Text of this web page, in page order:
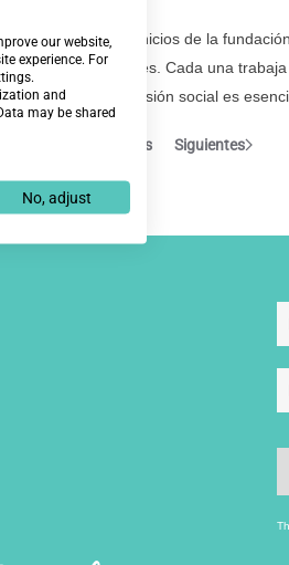
Dios“desde los inicios de la
entidades sociales. Cada una
libre de exclusión social es
Anteriores Siguientes
our website,
experience. For
and
may be shared
No, adjust